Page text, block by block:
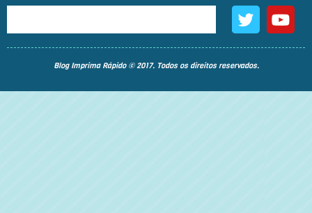
Blog Imprima Rápido © 2017. Todos os direitos reservados.